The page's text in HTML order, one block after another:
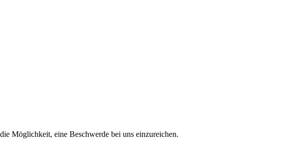
Möglichkeit, eine Beschwerde bei uns einzureichen.